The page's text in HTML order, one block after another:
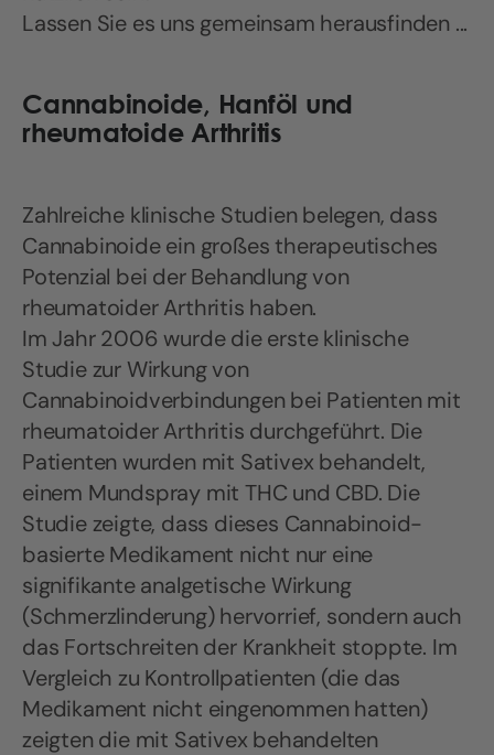
Lassen Sie es uns gemeinsam herausfinden ...
Cannabinoide, Hanföl und
rheumatoide Arthritis
Zahlreiche klinische Studien belegen, dass
Cannabinoide ein großes therapeutisches
Potenzial bei der Behandlung von
rheumatoider Arthritis haben.
Im Jahr 2006 wurde die erste klinische
Studie zur Wirkung von
Cannabinoidverbindungen bei Patienten mit
rheumatoider Arthritis durchgeführt. Die
Patienten wurden mit Sativex behandelt,
einem Mundspray mit THC und CBD. Die
Studie zeigte, dass dieses Cannabinoid-
basierte Medikament nicht nur eine
signifikante analgetische Wirkung
(Schmerzlinderung) hervorrief, sondern auch
das Fortschreiten der Krankheit stoppte. Im
Vergleich zu Kontrollpatienten (die das
Medikament nicht eingenommen hatten)
zeigten die mit Sativex behandelten